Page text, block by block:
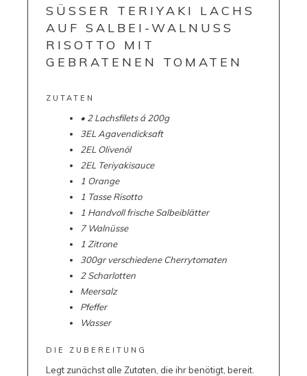
SÜSSER TERIYAKI LACHS
AUF SALBEI-WALNUSS
RISOTTO MIT
GEBRATENEN TOMATEN
ZUTATEN
• 2 Lachsfilets á 200g
3EL Agavendicksaft
2EL Olivenöl
2EL Teriyakisauce
1 Orange
1 Tasse Risotto
1 Handvoll frische Salbeiblätter
7 Walnüsse
1 Zitrone
300gr verschiedene Cherrytomaten
2 Scharlotten
Meersalz
Pfeffer
Wasser
DIE ZUBEREITUNG
Legt zunächst alle Zutaten, die ihr benötigt, bereit.